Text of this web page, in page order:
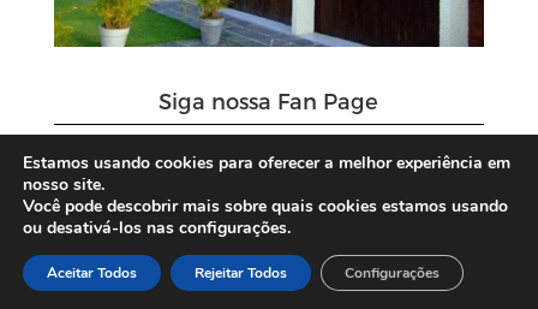
Siga nossa Fan Page
Estamos usando cookies para oferecer a melhor experiência em
nosso site.
Você pode descobrir mais sobre quais cookies estamos usando
ou desativá-los nas configurações.
Aceitar Todos Rejeitar Todos Configurações